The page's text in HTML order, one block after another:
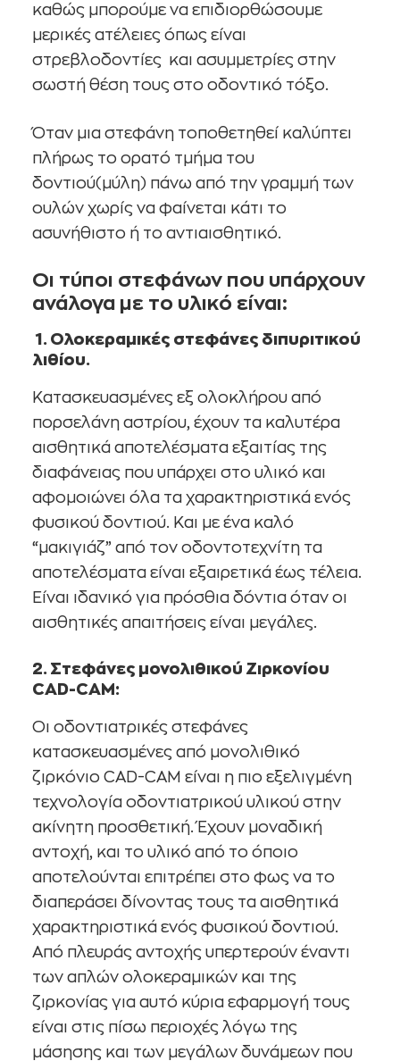
καθώς μπορούμε να επιδιορθώσουμε
μερικές ατέλειες όπως είναι
στρεβλοδοντίες και ασυμμετρίες στην
σωστή θέση τους στο οδοντικό τόξο.
Όταν μια στεφάνη τοποθετηθεί καλύπτει
πλήρως το ορατό τμήμα του
δοντιού(μύλη) πάνω από την γραμμή των
ουλών χωρίς να φαίνεται κάτι το
ασυνήθιστο ή το αντιαισθητικό.
Οι τύποι στεφάνων που υπάρχουν
ανάλογα με το υλικό είναι:
1. Ολοκεραμικές στεφάνες διπυριτικού
λιθίου.
Κατασκευασμένες εξ ολοκλήρου από
πορσελάνη αστρίου, έχουν τα καλυτέρα
αισθητικά αποτελέσματα εξαιτίας της
διαφάνειας που υπάρχει στο υλικό και
αφομοιώνει όλα τα χαρακτηριστικά ενός
φυσικού δοντιού. Και με ένα καλό
“μακιγιάζ” από τον οδοντοτεχνίτη τα
αποτελέσματα είναι εξαιρετικά έως τέλεια.
Είναι ιδανικό για πρόσθια δόντια όταν οι
αισθητικές απαιτήσεις είναι μεγάλες.
2. Στεφάνες μονολιθικού Ζιρκονίου
CAD-CAM:
Οι οδοντιατρικές στεφάνες
κατασκευασμένες από μονολιθικό
ζιρκόνιο CAD-CAM είναι η πιο εξελιγμένη
τεχνολογία οδοντιατρικού υλικού στην
ακίνητη προσθετική. Έχουν μοναδική
αντοχή, και το υλικό από το όποιο
αποτελούνται επιτρέπει στο φως να το
διαπεράσει δίνοντας τους τα αισθητικά
χαρακτηριστικά ενός φυσικού δοντιού.
Από πλευράς αντοχής υπερτερούν έναντι
των απλών ολοκεραμικών και της
ζιρκονίας για αυτό κύρια εφαρμογή τους
είναι στις πίσω περιοχές λόγω της
μάσησης και των μεγάλων δυνάμεων που